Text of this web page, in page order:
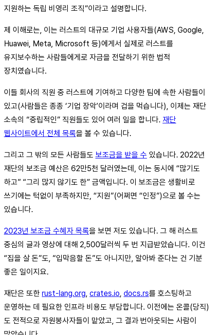
지원하는 독립 비영리 조직”이라고 설명합니다.
제 이해로는, 이는 러스트의 대규모 기업 사용자들(AWS, Google,
Huawei, Meta, Microsoft 등)에게서 실제로 러스트를
유지보수하는 사람들에게로 자금을 전달하기 위한 법적
장치였습니다.
이들 회사의 직원 중 러스트에 기여하고 다양한 팀에 속한 사람들이
있고(사람들은 종종 ‘기업 장악’이라며 겁을 먹습니다), 이제는 재단
소속의 “중립적인” 직원들도 있어 여러 일을 합니다. 재단
웹사이트에서 전체 목록을 볼 수 있습니다.
그리고 그 밖의 모든 사람들도 보조금을 받을 수 있습니다. 2022년
재단의 보조금 예산은 62만5천 달러였는데, 이는 동시에 “많기도
하고” “그리 많지 않기도 한” 금액입니다. 이 보조금은 생활비로
쓰기에는 턱없이 부족하지만, “지원”(어쩌면 “인정”)으로 볼 수는
있습니다.
2023년 보조금 수혜자 목록을 보면 저도 있습니다. 그 해 러스트
중심의 글과 영상에 대해 2,500달러씩 두 번 지급받았습니다. 이건
“집을 살 돈”도, “입막음할 돈”도 아니지만, 알아봐 준다는 건 기분
좋은 일이지요.
재단은 또한 rust-lang.org, crates.io, docs.rs를 호스팅하고
운영하는 데 필요한 인프라 비용도 부담합니다. 이전에는 온콜(당직)
도 전적으로 자원봉사자들이 맡았고, 그 결과 번아웃되는 사람이